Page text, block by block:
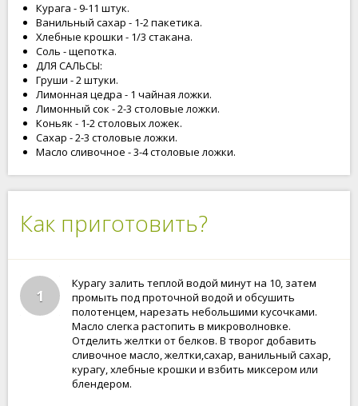
Курага - 9-11 штук.
Ванильный сахар - 1-2 пакетика.
Хлебные крошки - 1/3 стакана.
Соль - щепотка.
ДЛЯ САЛЬСЫ:
Груши - 2 штуки.
Лимонная цедра - 1 чайная ложки.
Лимонный сок - 2-3 столовые ложки.
Коньяк - 1-2 столовых ложек.
Сахар - 2-3 столовые ложки.
Масло сливочное - 3-4 столовые ложки.
Как приготовить?
1
Курагу залить теплой водой минут на 10, затем
промыть под проточной водой и обсушить
полотенцем, нарезать небольшими кусочками.
Масло слегка растопить в микроволновке.
Отделить желтки от белков. В творог добавить
сливочное масло, желтки,сахар, ванильный сахар,
курагу, хлебные крошки и взбить миксером или
блендером.